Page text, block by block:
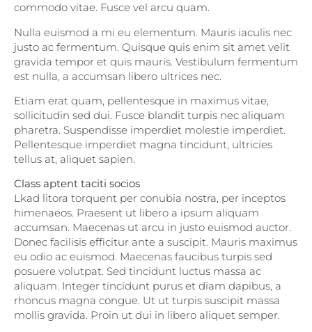
commodo vitae. Fusce vel arcu quam.
Nulla euismod a mi eu elementum. Mauris iaculis nec
justo ac fermentum. Quisque quis enim sit amet velit
gravida tempor et quis mauris. Vestibulum fermentum
est nulla, a accumsan libero ultrices nec.
Etiam erat quam, pellentesque in maximus vitae,
sollicitudin sed dui. Fusce blandit turpis nec aliquam
pharetra. Suspendisse imperdiet molestie imperdiet.
Pellentesque imperdiet magna tincidunt, ultricies
tellus at, aliquet sapien.
Class aptent taciti socios
Lkad litora torquent per conubia nostra, per inceptos
himenaeos. Praesent ut libero a ipsum aliquam
accumsan. Maecenas ut arcu in justo euismod auctor.
Donec facilisis efficitur ante a suscipit. Mauris maximus
eu odio ac euismod. Maecenas faucibus turpis sed
posuere volutpat. Sed tincidunt luctus massa ac
aliquam. Integer tincidunt purus et diam dapibus, a
rhoncus magna congue. Ut ut turpis suscipit massa
mollis gravida. Proin ut dui in libero aliquet semper.